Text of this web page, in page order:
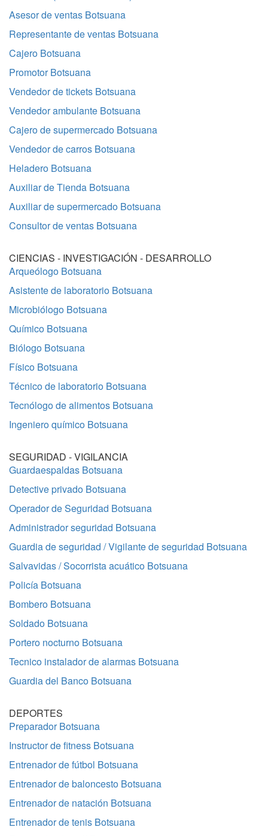
Asesor de ventas Botsuana
Representante de ventas Botsuana
Cajero Botsuana
Promotor Botsuana
Vendedor de tickets Botsuana
Vendedor ambulante Botsuana
Cajero de supermercado Botsuana
Vendedor de carros Botsuana
Heladero Botsuana
Auxiliar de Tienda Botsuana
Auxiliar de supermercado Botsuana
Consultor de ventas Botsuana
CIENCIAS - INVESTIGACIÓN - DESARROLLO
Arqueólogo Botsuana
Asistente de laboratorio Botsuana
Microbiólogo Botsuana
Químico Botsuana
Biólogo Botsuana
Físico Botsuana
Técnico de laboratorio Botsuana
Tecnólogo de alimentos Botsuana
Ingeniero químico Botsuana
SEGURIDAD - VIGILANCIA
Guardaespaldas Botsuana
Detective privado Botsuana
Operador de Seguridad Botsuana
Administrador seguridad Botsuana
Guardia de seguridad / Vigilante de seguridad Botsuana
Salvavidas / Socorrista acuático Botsuana
Policía Botsuana
Bombero Botsuana
Soldado Botsuana
Portero nocturno Botsuana
Tecnico instalador de alarmas Botsuana
Guardia del Banco Botsuana
DEPORTES
Preparador Botsuana
Instructor de fitness Botsuana
Entrenador de fútbol Botsuana
Entrenador de baloncesto Botsuana
Entrenador de natación Botsuana
Entrenador de tenis Botsuana